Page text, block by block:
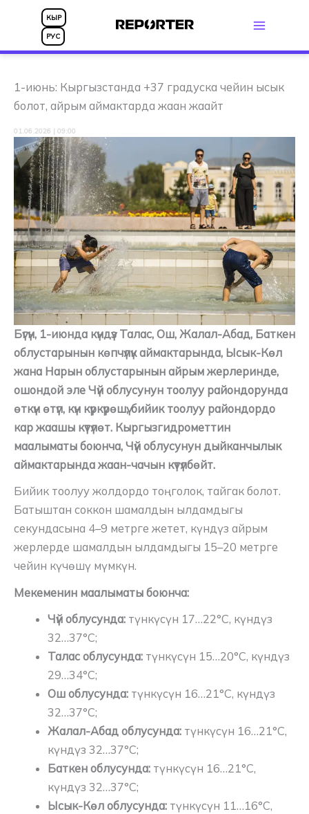
КЫР
РУС
1-июнь: Кыргызстанда +37 градуска чейин ысык
болот, айрым аймактарда жаан жаайт
01.06.2026 | 09:00
Бүгүн, 1-июнда күндүз Талас, Ош, Жалал-Абад, Баткен
облустарынын көпчүлүк аймактарында, Ысык-Көл
жана Нарын облустарынын айрым жерлеринде,
ошондой эле Чүй облусунун тоолуу райондорунда
өткүн өтүп, күн күркүрөшү, бийик тоолуу райондордо
кар жаашы күтүлөт. Кыргызгидрометтин
маалыматы боюнча, Чүй облусунун дыйканчылык
аймактарында жаан-чачын күтүлбөйт.
Бийик тоолуу жолдордо тоңголок, тайгак болот.
Батыштан соккон шамалдын ылдамдыгы
секундасына 4–9 метрге жетет, күндүз айрым
жерлерде шамалдын ылдамдыгы 15–20 метрге
чейин күчөшү мүмкүн.
Мекеменин маалыматы боюнча:
Чүй облусунда: түнкүсүн 17…22°C, күндүз
32…37°C;
Талас облусунда: түнкүсүн 15…20°C, күндүз
29…34°C;
Ош облусунда: түнкүсүн 16…21°C, күндүз
32…37°C;
Жалал-Абад облусунда: түнкүсүн 16…21°C,
күндүз 32…37°C;
Баткен облусунда: түнкүсүн 16…21°C,
күндүз 32…37°C;
Ысык-Көл облусунда: түнкүсүн 11…16°C,